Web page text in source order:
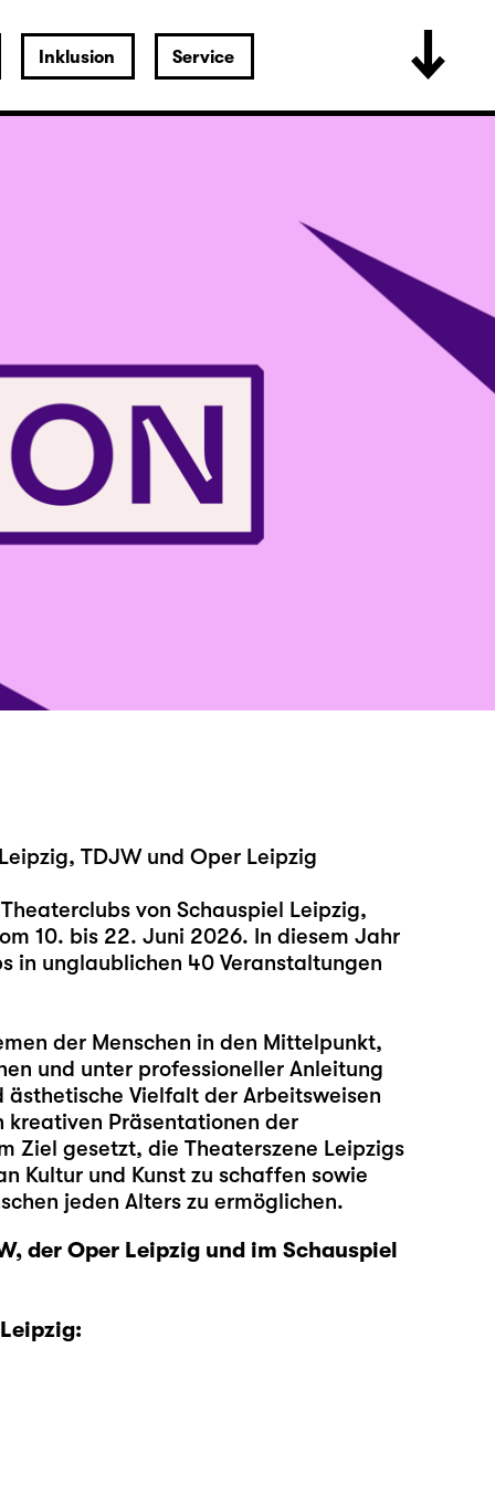
Inklusion Service
TDJW und Oper Leipzig
von Schauspiel Leipzig,
10. bis 22. Juni 2026. In diesem Jahr
in unglaublichen 40 Veranstaltungen
der Menschen in den Mittelpunkt,
und unter professioneller Anleitung
Vielfalt der Arbeitsweisen
kreativen Präsentationen der
Ziel gesetzt, die Theaterszene Leipzigs
Kultur und Kunst zu schaffen sowie
jeden Alters zu ermöglichen.
der Oper Leipzig und im Schauspiel